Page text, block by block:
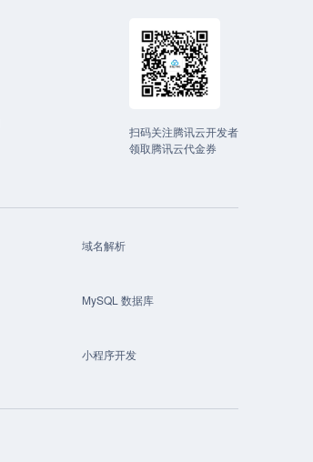
扫码关注腾讯云开发者
领取腾讯云代金券
域名解析
MySQL 数据库
小程序开发